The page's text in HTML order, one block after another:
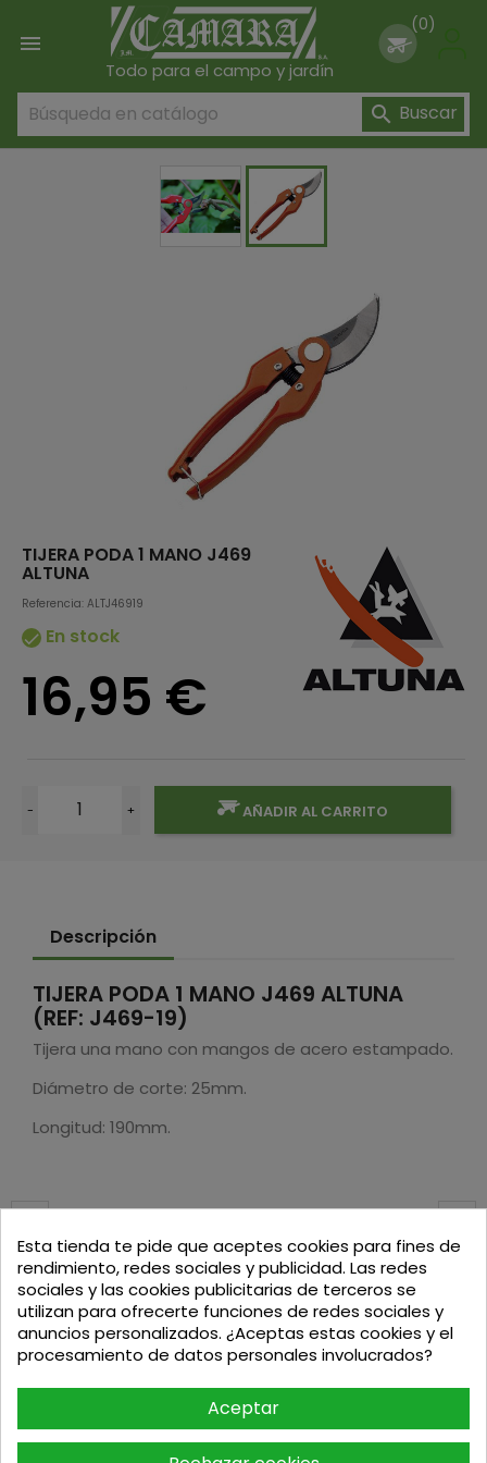

Todo para el campo y jardín
(0)
 Buscar
TIJERA PODA 1 MANO J469
ALTUNA
Referencia: ALTJ46919
 En stock
16,95 €
- + AÑADIR AL CARRITO
Descripción
TIJERA PODA 1 MANO J469 ALTUNA
(REF: J469-19)
Tijera una mano con mangos de acero estampado.
Diámetro de corte: 25mm.
Longitud: 190mm.
Podria interesarte
-10%
Esta tienda te pide que aceptes cookies para fines de
rendimiento, redes sociales y publicidad. Las redes
sociales y las cookies publicitarias de terceros se
utilizan para ofrecerte funciones de redes sociales y
anuncios personalizados. ¿Aceptas estas cookies y el
procesamiento de datos personales involucrados?
Aceptar